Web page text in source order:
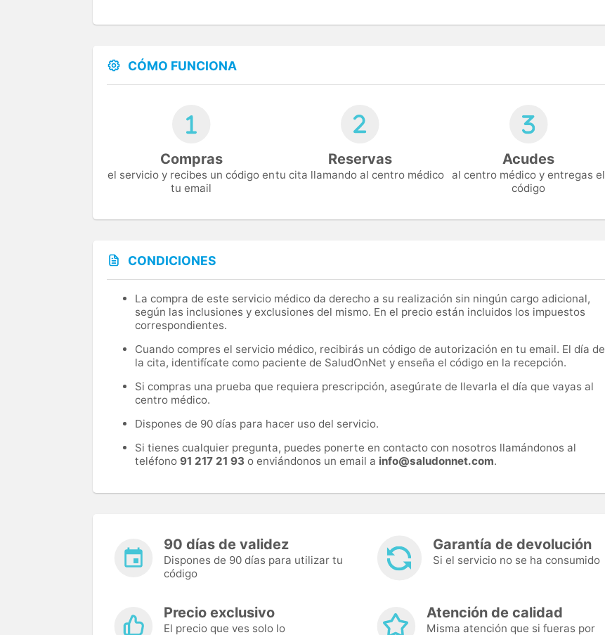
CÓMO FUNCIONA
Compras
el servicio y recibes un código en
tu email
Reservas
tu cita llamando al centro médico
Acudes
al centro médico y entregas el
código
CONDICIONES
La compra de este servicio médico da derecho a su realización sin ningún cargo adicional,
según las inclusiones y exclusiones del mismo. En el precio están incluidos los impuestos
correspondientes.
Cuando compres el servicio médico, recibirás un código de autorización en tu email. El día de
la cita, identifícate como paciente de SaludOnNet y enseña el código en la recepción.
Si compras una prueba que requiera prescripción, asegúrate de llevarla el día que vayas al
centro médico.
Dispones de 90 días para hacer uso del servicio.
Si tienes cualquier pregunta, puedes ponerte en contacto con nosotros llamándonos al
teléfono 91 217 21 93 o enviándonos un email a info@saludonnet.com.
90 días de validez
Dispones de 90 días para utilizar tu
código
Garantía de devolución
Si el servicio no se ha consumido
Precio exclusivo
El precio que ves solo lo
Atención de calidad
Misma atención que si fueras por